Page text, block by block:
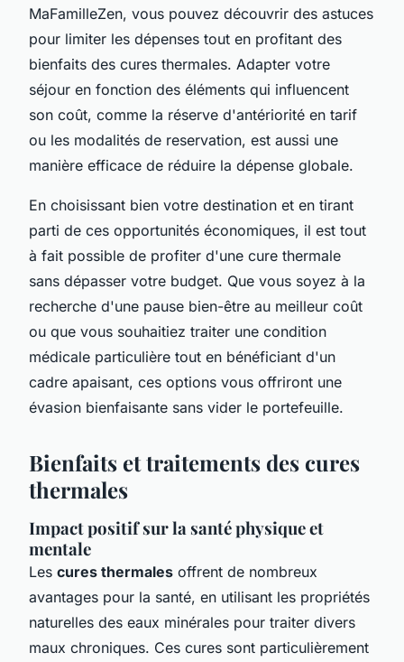
MaFamilleZen, vous pouvez découvrir des astuces
pour limiter les dépenses tout en profitant des
bienfaits des cures thermales. Adapter votre
séjour en fonction des éléments qui influencent
son coût, comme la réserve d'antériorité en tarif
ou les modalités de reservation, est aussi une
manière efficace de réduire la dépense globale.
En choisissant bien votre destination et en tirant
parti de ces opportunités économiques, il est tout
à fait possible de profiter d'une cure thermale
sans dépasser votre budget. Que vous soyez à la
recherche d'une pause bien-être au meilleur coût
ou que vous souhaitiez traiter une condition
médicale particulière tout en bénéficiant d'un
cadre apaisant, ces options vous offriront une
évasion bienfaisante sans vider le portefeuille.
Bienfaits et traitements des cures
thermales
Impact positif sur la santé physique et
mentale
Les cures thermales offrent de nombreux
avantages pour la santé, en utilisant les propriétés
naturelles des eaux minérales pour traiter divers
maux chroniques. Ces cures sont particulièrement